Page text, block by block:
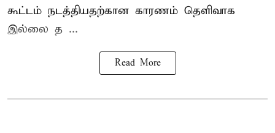
கூட்டம் நடத்தியதற்கான காரணம் தெளிவாக
இல்லை த ...
Read More